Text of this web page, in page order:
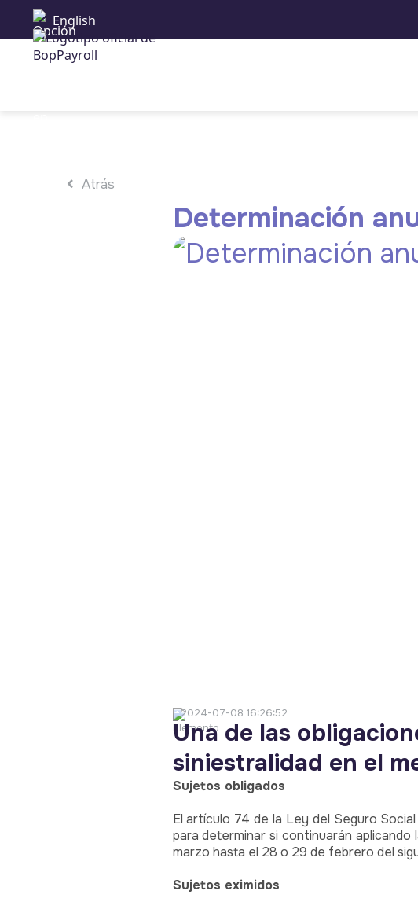
English
Atrás
Determinación
2024-07-08 16:26:52
Una de las
siniestralidad en el
Sujetos obligados
El artículo 74 de la Ley del Seguro
para determinar si continuarán aplicando
marzo hasta el 28 o 29 de febrero del
Sujetos eximidos